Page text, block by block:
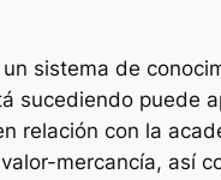
sistema de
sucediendo puede
relación con la
mercancía, así